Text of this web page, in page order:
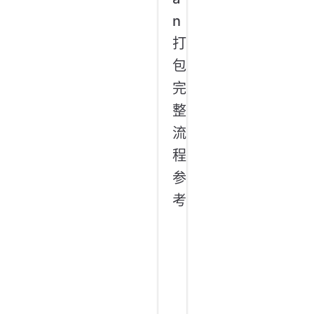
n
打
包
完
整
流
程
参
考